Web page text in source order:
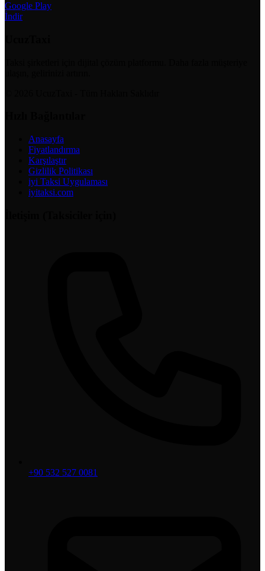
Google Play
İndir
Anasayfa
Fiyatlandırma
Karşılaştır
Gizlilik Politikası
iyi Taksi Uygulaması
iyitaksi.com
+90 532 527 0081